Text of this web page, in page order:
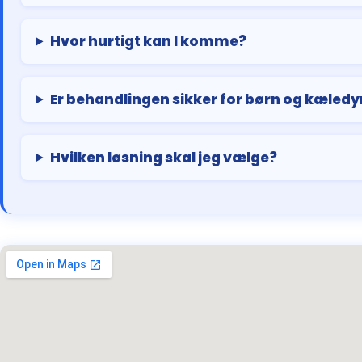
Hvor hurtigt kan I komme?
Er behandlingen sikker for børn og
Hvilken løsning skal jeg vælge?